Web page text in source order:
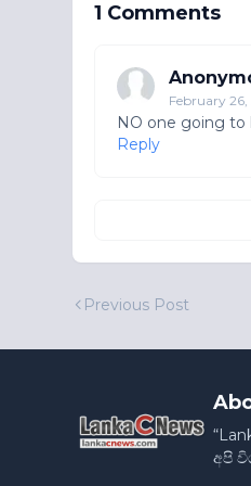
1 Comments
February 26,
NO one going to
Reply
Previous Post
අපි